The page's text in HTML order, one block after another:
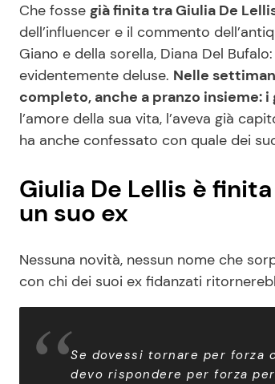
Che fosse già finita tra Giulia De
dell’influencer e il commento
Giano e della sorella, Diana Del
evidentemente deluse. Nelle
completo, anche a pranzo insieme:
l’amore della sua vita, l’aveva già
ha anche confessato con quale dei
Giulia De Lellis è
un suo ex
Nessuna novità, nessun nome che
con chi dei suoi ex fidanzati
Se dovessi tornare per forza
devo rispondere per forza